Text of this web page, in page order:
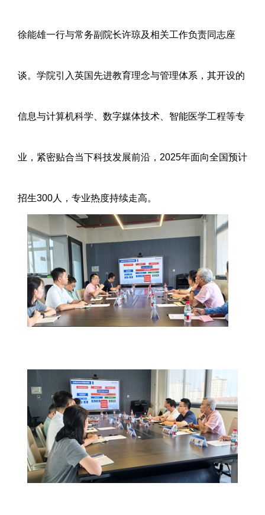
徐能雄一行与常务副院长许琼及相关工作负责同志座
谈。 学院引入英国先进教育理念与管理体系，其开设的
信息与计算机科学、数字媒体技术、智能医学工程等专
业，紧密贴合当下科技发展前沿，2025年面向全国预计
招生300人，专业热度持续走高。